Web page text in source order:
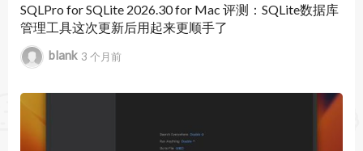
活。
6. JetBrains账户数据源模板功能，设置一次就能跨
IDE复用，不用每次都重新配置。
更新日期：2026年5月5日
SQLPro for SQLite 2026.30 for Mac 评测：SQLite数据库
管理工具这次更新后用起来更顺手了
blank 3 个月前